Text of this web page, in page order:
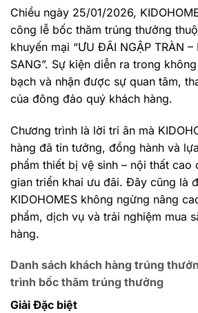
Chiều ngày 25/01/2026,
công lễ bốc thăm trúng thưởng
khuyến mại “ƯU ĐÃI NGẬP TRÀN –
SANG”. Sự kiện diễn ra trong
bạch và nhận được sự quan tâm,
của đông đảo quý khách hàng.
Chương trình là lời tri ân mà
hàng đã tin tưởng, đồng hành và
phẩm thiết bị vệ sinh – nội thất cao
gian triển khai ưu đãi. Đây cũng là
KIDOHOMES không ngừng nâng
phẩm, dịch vụ và trải nghiệm mua
hàng.
Danh sách khách hàng trúng
trình bốc thăm trúng thưởng
Giải Đặc biệt